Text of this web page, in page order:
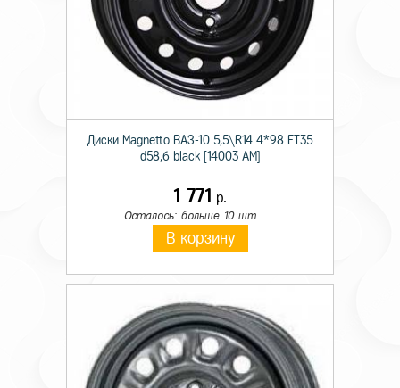
Диски Magnetto ВАЗ-10 5,5\R14 4*98 ET35
d58,6 black [14003 AM]
1 771 р.
Осталось: больше 10 шт.
В корзину